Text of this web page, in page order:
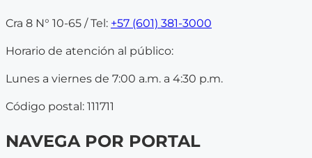
Cra 8 N° 10-65 / Tel: +57 (601) 381-3000
Horario de atención al público:
Lunes a viernes de 7:00 a.m. a 4:30 p.m.
Código postal: 111711
NAVEGA POR PORTAL